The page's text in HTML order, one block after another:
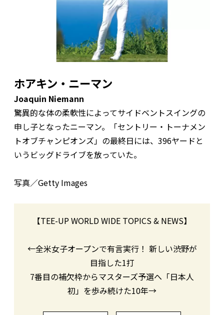
ホアキン・ニーマン
Joaquin Niemann
驚異的な体の柔軟性によってサイドベントスイングの
申し子となったニーマン。「セントリー・トーナメン
トオブチャンピオンズ」の最終日には、396ヤードと
いうビッグドライブを放っていた。
写真／Getty Images
【TEE-UP WORLD WIDE TOPICS & NEWS】
←全米女子オープンで有言実行！ 新しい渋野が
目指した1打
7番目の補欠枠からマスターズ予選へ「日本人
初」を歩み続けた10年→